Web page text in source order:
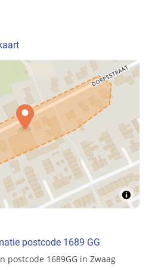
postcode 1689 GG
postcode 1689GG in Zwaag